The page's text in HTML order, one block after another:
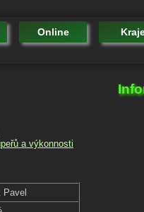
Online
a výkonnosti
Pavel